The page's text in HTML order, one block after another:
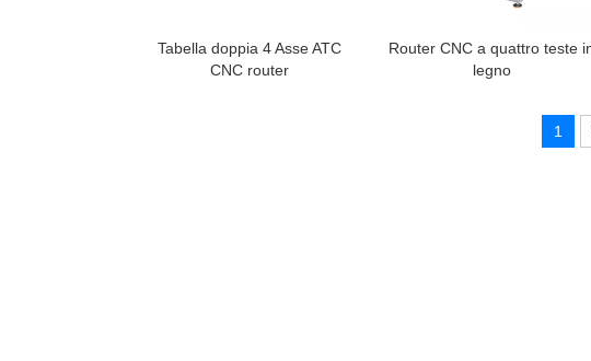
Tabella doppia 4 Asse ATC
CNC router
Router CNC a quattro teste
legno
1